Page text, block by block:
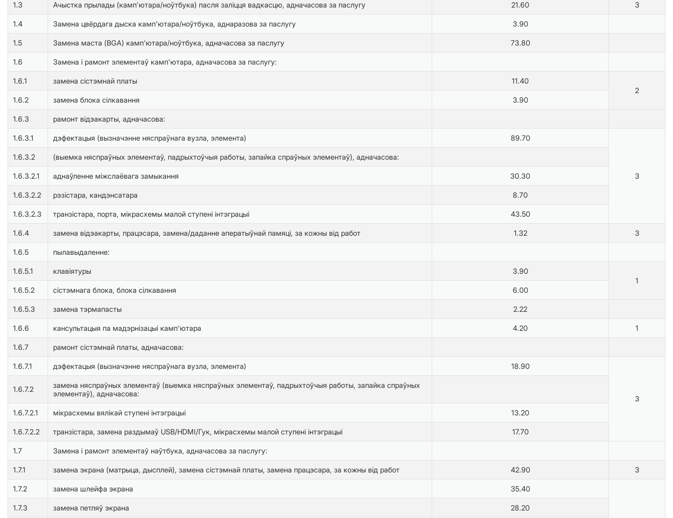
1.3 Ачыстка прылады (камп'ютара/ноўтбука) пасля заліцця вадкасцю, адначасова за паслугу 21.60 3
1.4 Замена цвёрдага дыска камп'ютара/ноўтбука, аднаразова за паслугу 3.90
1.5 Замена маста (BGA) камп'ютара/ноўтбука, адначасова за паслугу 73.80
1.6 Замена і рамонт элементаў камп'ютара, адначасова за паслугу:
1.6.1 замена сістэмнай платы
11.40
2
1.6.2
замена блока сілкавання 3.90
1.6.3 рамонт відэакарты, адначасова:
1.6.3.1 дэфектацыя (вызначэнне няспраўнага вузла, элемента) 89.70
3
1.6.3.2 (выемка няспраўных элементаў, падрыхтоўчыя работы, запайка спраўных элементаў), адначасова:
1.6.3.2.1 аднаўленне міжслаёвага замыкання 30.30
1.6.3.2.2 рэзістара, кандэнсатара 8.70
1.6.3.2.3 транзістара, порта, мікрасхемы малой ступені інтэграцыі 43.50
1.6.4 замена відэакарты, працэсара, замена/даданне аператыўнай памяці, за кожны від работ 1.32 3
1.6.5 пылавыдаленне:
1.6.5.1 клавіятуры
3.90
1
1.6.5.2
сiстэмнага блока, блока сілкавання 6.00
1.6.5.3 замена тэрмапасты 2.22
1.6.6 кансультацыя па мадэрнізацыі камп'ютара 4.20 1
1.6.7 рамонт сістэмнай платы, адначасова:
1.6.7.1 дэфектацыя (вызначэнне няспраўнага вузла, элемента) 18.90
3
1.6.7.2
замена няспраўных элементаў (выемка няспраўных элементаў, падрыхтоўчыя работы, запайка спраўных
элементаў), адначасова:
1.6.7.2.1 мікрасхемы вялікай ступені інтэграцыі 13.20
1.6.7.2.2 транзістара, замена раздымаў USB/HDMI/Гук, мікрасхемы малой ступені інтэграцыі 17.70
1.7 Замена і рамонт элементаў наўтбука, адначасова за паслугу:
1.7.1 замена экрана (матрыца, дысплей), замена ciстэмнай платы, замена працэсара, за кожны від работ 42.90 3
1.7.2 замена шлейфа экрана 35.40
1.7.3 замена петляў экрана 28.20